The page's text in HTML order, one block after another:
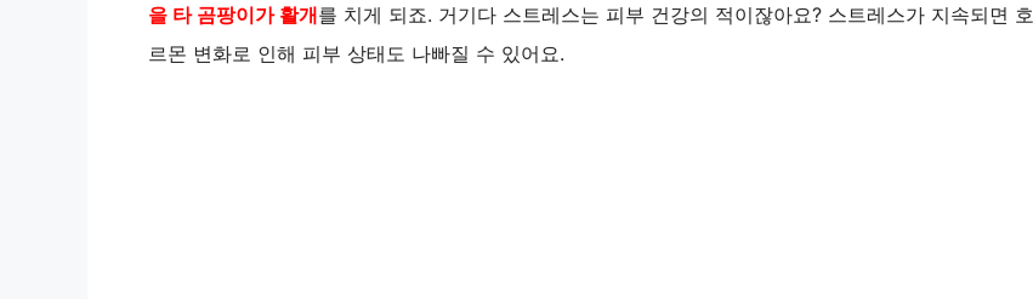
을 타 곰팡이가 활개를 치게 되죠. 거기다 스트레스는 피부 건강의 적이잖아요? 스트레스가 지속되면 호
르몬 변화로 인해 피부 상태도 나빠질 수 있어요.